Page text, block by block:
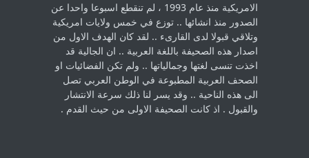
الامريكية منذ عام 1993 ، لم ‏تنقطع اسبوعا واحدا عن
الصدور منذ انشائها .. توزع في خمس ولايات امريكية
‏وتلاقي قبولا لدى القارىء ..‏ لقد كان الهدف الاول من
اصدار هذه الصحيفة باللغة العربية .. ان الجالية قد
اخذت ‏تنسى لغتها وجمالياتها .. ولم تكن الفضائيات او
الصحف العربية المطبوعة في الوطن ‏العربي تصل
الى هذه الناحية .. وقد يسر لنا ذلك سرعة الانتشار
والقبول . اذ كانت ‏الصحيفة الاولى من حيث القدم . ‏